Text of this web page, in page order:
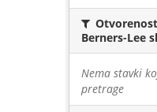
Berners-Lee
Nema stavki
pretrage